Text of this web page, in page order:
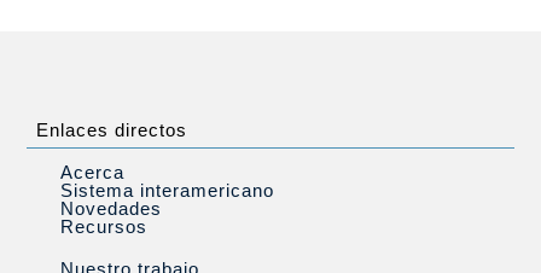
Enlaces directos
Acerca
Sistema interamericano
Novedades
Recursos
Nuestro trabajo